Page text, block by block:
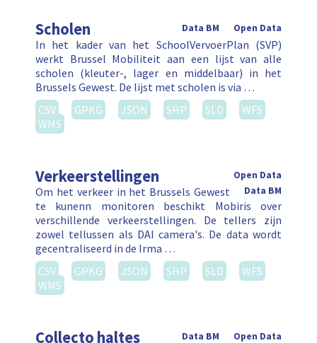
Scholen Open Data
Data BM
In het kader van het SchoolVervoerPlan (SVP)
werkt Brussel Mobiliteit aan een lijst van alle
scholen (kleuter-, lager en middelbaar) in het
Brussels Gewest. De lijst met scholen is via …
CSV
GPKG JSON SHP SLD
WFS
WMS
Verkeerstellingen
Open Data
Data BM
Om het verkeer in het Brussels Gewest
te kunenn monitoren beschikt Mobiris over
verschillende verkeerstellingen. De tellers zijn
zowel tellussen als DAI camera's. De data wordt
gecentraliseerd in de Irma …
CSV
GPKG JSON SHP SLD
WFS
WMS
Collecto haltes Open Data
Data BM